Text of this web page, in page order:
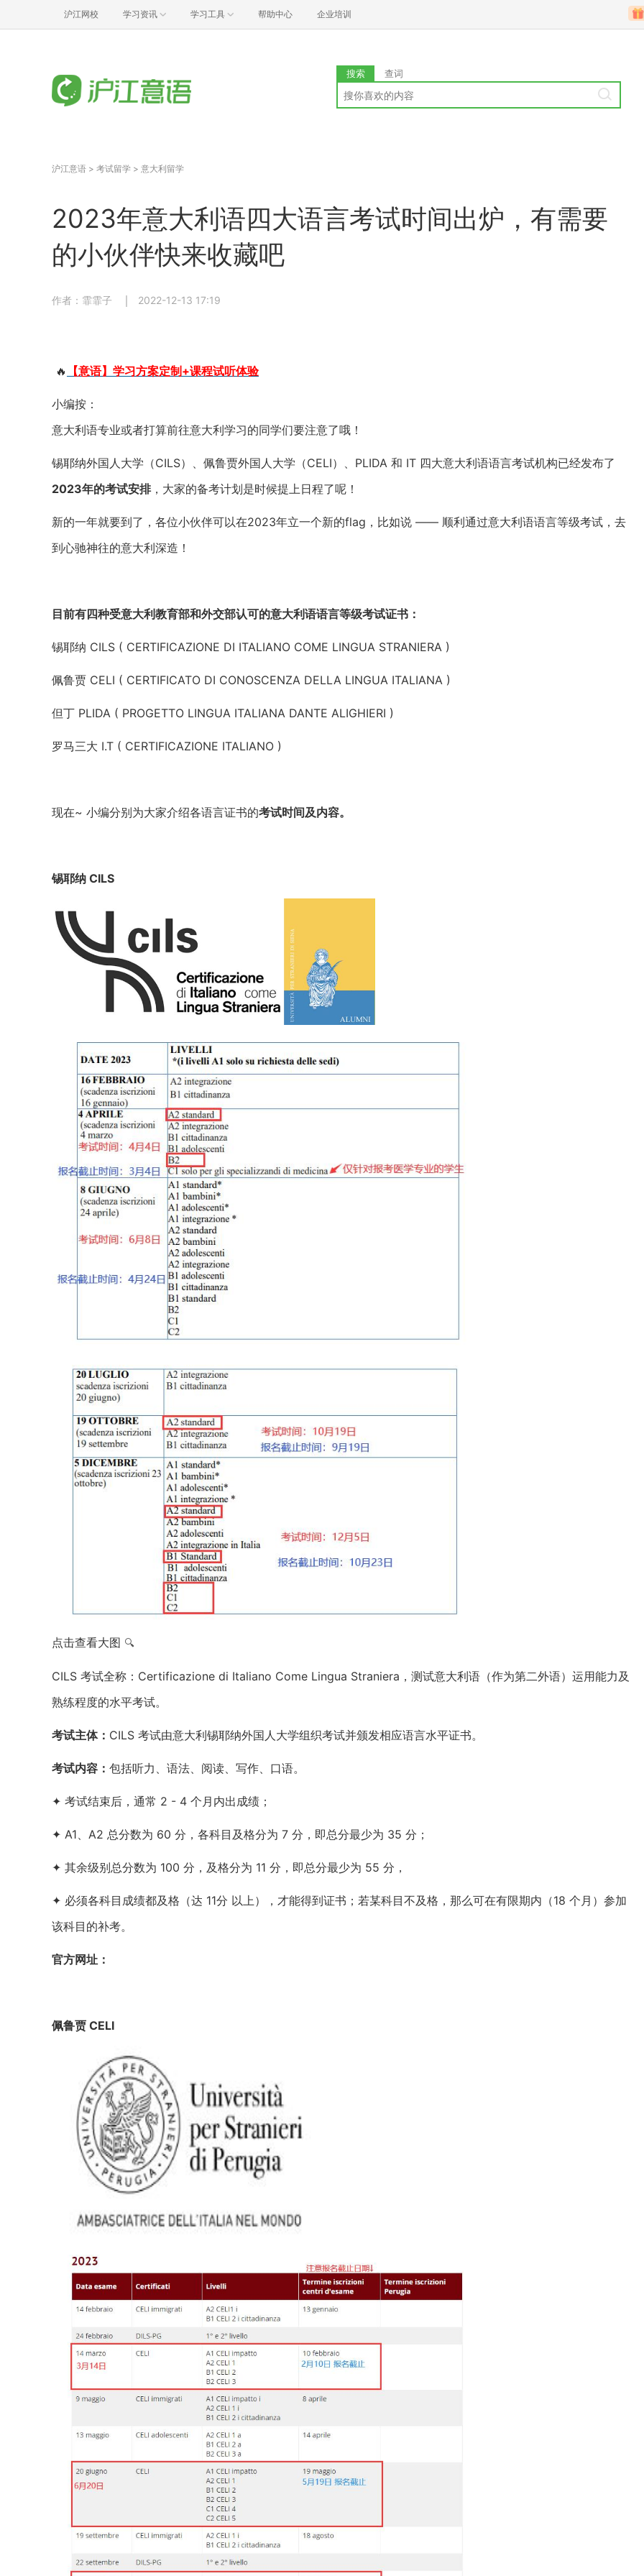
沪江网校 学习资讯 学习工具 帮助中心 企业培训
搜索 查词
沪江意语 > 考试留学 > 意大利留学
2023年意大利语四大语言考试时间出炉，有需要
的小伙伴快来收藏吧
作者：霏霏子 2022-12-13 17:19
🔥 【意语】学习方案定制+课程试听体验
小编按：
意大利语专业或者打算前往意大利学习的同学们要注意了哦！
锡耶纳外国人大学（CILS）、佩鲁贾外国人大学（CELI）、PLIDA 和 IT 四大意大利语语言考试机构已经发布了
2023年的考试安排，大家的备考计划是时候提上日程了呢！
新的一年就要到了，各位小伙伴可以在2023年立一个新的flag，比如说 —— 顺利通过意大利语语言等级考试，去
到心驰神往的意大利深造！
目前有四种受意大利教育部和外交部认可的意大利语语言等级考试证书：
锡耶纳 CILS ( CERTIFICAZIONE DI ITALIANO COME LINGUA STRANIERA )
佩鲁贾 CELI ( CERTIFICATO DI CONOSCENZA DELLA LINGUA ITALIANA )
但丁 PLIDA ( PROGETTO LINGUA ITALIANA DANTE ALIGHIERI )
罗马三大 I.T ( CERTIFICAZIONE ITALIANO )
现在~ 小编分别为大家介绍各语言证书的考试时间及内容。
锡耶纳 CILS
点击查看大图 🔍
CILS 考试全称：Certificazione di Italiano Come Lingua Straniera，测试意大利语（作为第二外语）运用能力及
熟练程度的水平考试。
考试主体： CILS 考试由意大利锡耶纳外国人大学组织考试并颁发相应语言水平证书。
考试内容： 包括听力、语法、阅读、写作、口语。
✦ 考试结束后，通常 2 - 4 个月内出成绩；
✦ A1、A2 总分数为 60 分，各科目及格分为 7 分，即总分最少为 35 分；
✦ 其余级别总分数为 100 分，及格分为 11 分，即总分最少为 55 分，
✦ 必须各科目成绩都及格（达 11分 以上），才能得到证书；若某科目不及格，那么可在有限期内（18 个月）参加
该科目的补考。
官方网址：
佩鲁贾 CELI